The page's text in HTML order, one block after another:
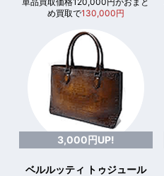
め買取で130,000円
3,000円UP!
ベルルッティ トゥジュール